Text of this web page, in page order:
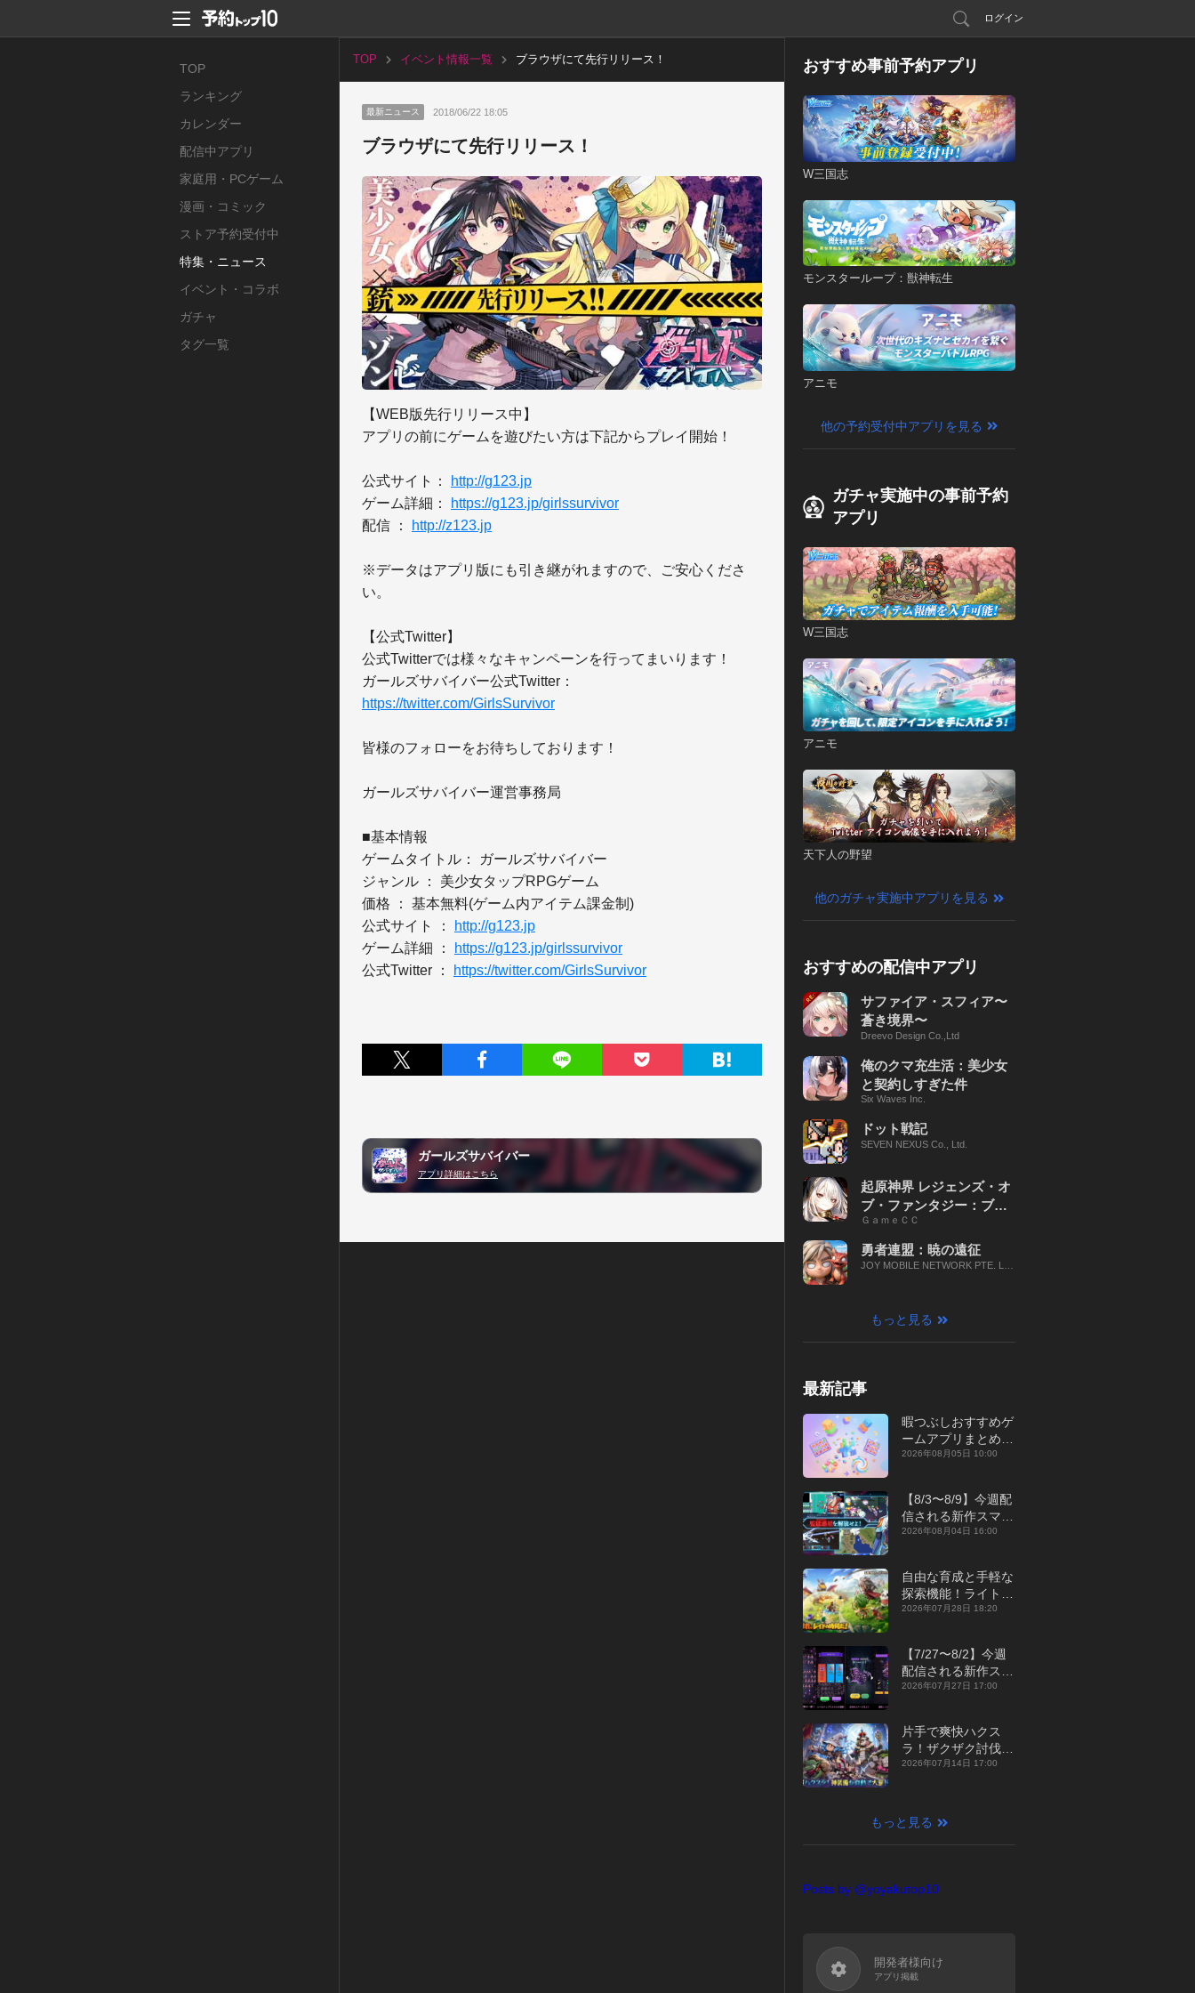
ログイン
TOP
ランキング
カレンダー
配信中アプリ
家庭用・PCゲーム
漫画・コミック
ストア予約受付中
特集・ニュース
イベント・コラボ
ガチャ
タグ一覧
TOP イベント情報一覧 ブラウザにて先行リリース！
最新ニュース 2018/06/22 18:05
ブラウザにて先行リリース！
【WEB版先行リリース中】
アプリの前にゲームを遊びたい方は下記からプレイ開始！
公式サイト：
http://g123.jp
ゲーム詳細：
https://g123.jp/girlssurvivor
配信 ：
http://z123.jp
※データはアプリ版にも引き継がれますので、ご安心くださ
い。
【公式Twitter】
公式Twitterでは様々なキャンペーンを行ってまいります！
ガールズサバイバー公式Twitter：
https://twitter.com/GirlsSurvivor
皆様のフォローをお待ちしております！
ガールズサバイバー運営事務局
■基本情報
ゲームタイトル： ガールズサバイバー
ジャンル ： 美少女タップRPGゲーム
価格 ： 基本無料(ゲーム内アイテム課金制)
公式サイト ：
http://g123.jp
ゲーム詳細 ：
https://g123.jp/girlssurvivor
公式Twitter ：
https://twitter.com/GirlsSurvivor
ガールズサバイバー
アプリ詳細はこちら
おすすめ事前予約アプリ
W三国志
モンスターループ：獣神転生
アニモ
他の予約受付中アプリを見る
ガチャ実施中の事前予約
アプリ
W三国志
アニモ
天下人の野望
他のガチャ実施中アプリを見る
おすすめの配信中アプリ
サファイア・スフィア〜
蒼き境界〜
Dreevo Design Co.,Ltd
俺のクマ充生活：美少女
と契約しすぎた件
Six Waves Inc.
ドット戦記
SEVEN NEXUS Co., Ltd.
起原神界 レジェンズ・オ
ブ・ファンタジー：ブレ
イブ X
ＧａｍｅＣＣ
勇者連盟：暁の遠征
JOY MOBILE NETWORK PTE. LT
もっと見る
最新記事
暇つぶしおすすめゲ
ームアプリまとめ｜
オフライン対応あり
2026年08月05日 10:00
【8/3〜8/9】今週配
信される新作スマホ
ゲームをまとめてお
2026年08月04日 16:00
自由な育成と手軽な
探索機能！ライトカ
ジュアルMMORPG
征』【最新作PICKU
P】
2026年07月28日 18:20
【7/27〜8/2】今週
配信される新作スマ
ホゲームをまとめて
年】
2026年07月27日 17:00
片手で爽快ハクス
ラ！ザクザク討伐し
て神装備を集める放
【最新作PICKUP】
2026年07月14日 17:00
もっと見る
Posts by @yoyakutop10
開発者様向け
アプリ掲載